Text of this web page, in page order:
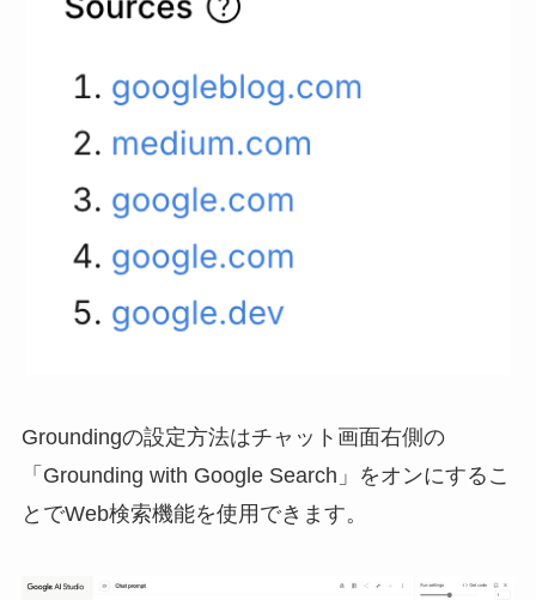
Groundingの設定方法はチャット画面右側の
「Grounding with Google Search」をオンにするこ
とでWeb検索機能を使用できます。